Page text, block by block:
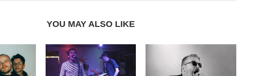
YOU MAY ALSO LIKE